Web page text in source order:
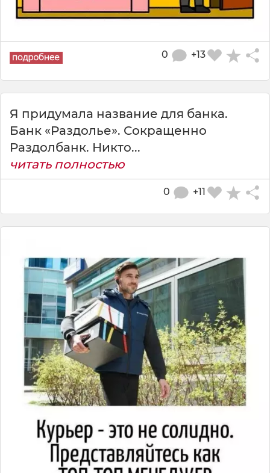
+13
0
Я придумала название для банка.
Банк «Раздолье». Сокращенно
Раздолбанк. Никто...
читать полностью
+11
0